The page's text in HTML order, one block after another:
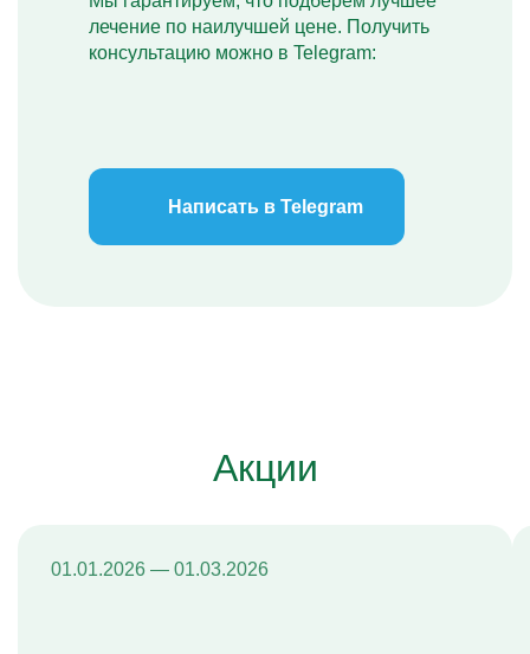
лечение по наилучшей цене. Получить
консультацию можно в Telegram:
Написать в Telegram
Акции
01.01.2026 — 01.03.2026